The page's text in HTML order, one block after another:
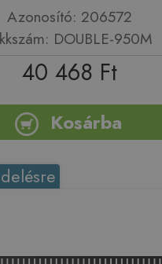
Azonosító: 206572
DOUBLE-950M
40 468 Ft
Kosárba